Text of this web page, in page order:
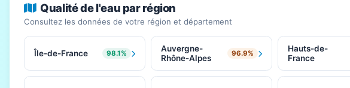
Qualité de l'eau par région
Consultez les données de votre région et département
Île-de-France 98.1%
Auvergne-
Rhône-Alpes
96.9%
Hauts-de-
France